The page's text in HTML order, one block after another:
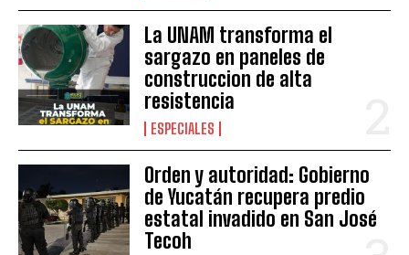
La UNAM transforma el
sargazo en paneles de
construccion de alta
resistencia
ESPECIALES
Orden y autoridad: Gobierno
de Yucatán recupera predio
estatal invadido en San José
Tecoh